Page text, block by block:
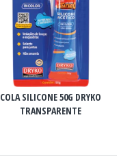
COLA SILICONE 50G DRYKO
TRANSPARENTE